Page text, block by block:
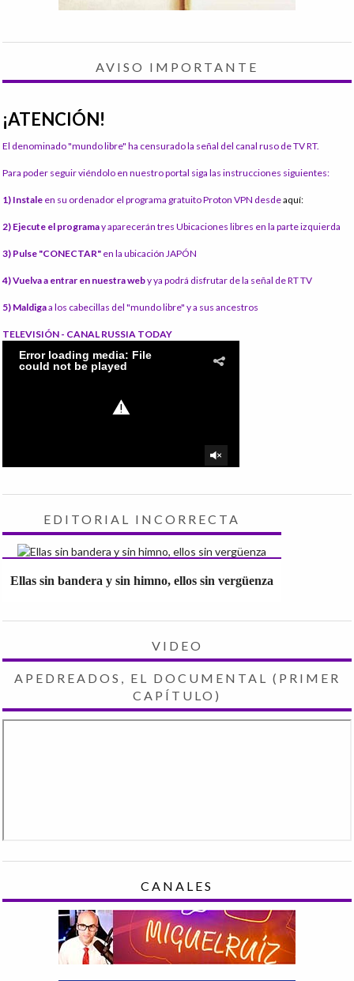
AVISO IMPORTANTE
¡ATENCIÓN!
El denominado "mundo libre" ha censurado la señal del canal ruso de TV RT.
Para poder seguir viéndolo en nuestro portal siga las instrucciones siguientes:
1) Instale en su ordenador el programa gratuito Proton VPN desdeaquí:
2) Ejecute el programay aparecerán tres Ubicaciones libres en la parte izquierda
3) Pulse "CONECTAR" en la ubicación JAPÓN
4) Vuelva a entrar en nuestra weby ya podrá disfrutar de la señal de RT TV
5) Maldigaa los cabecillas del "mundo libre" y a sus ancestros
TELEVISIÓN - CANAL RUSSIA TODAY
EDITORIAL INCORRECTA
Ellas sin bandera y sin himno, ellos sin vergüenza
VIDEO
APEDREADOS, EL DOCUMENTAL (PRIMER
CAPÍTULO)
CANALES